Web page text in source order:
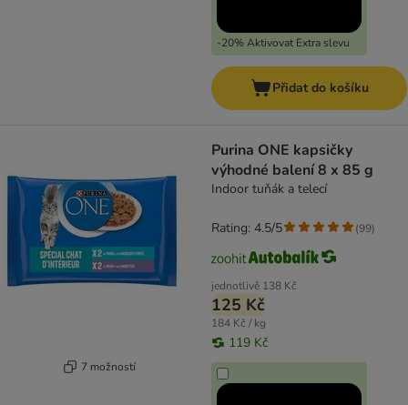
-20% Aktivovat Extra slevu
Přidat do košíku
7 možností
Purina ONE kapsičky
výhodné balení 8 x 85 g
Indoor tuňák a telecí
jednotlivě 138 Kč
125 Kč
184 Kč / kg
119 Kč
Rating: 4.5/5 (99)